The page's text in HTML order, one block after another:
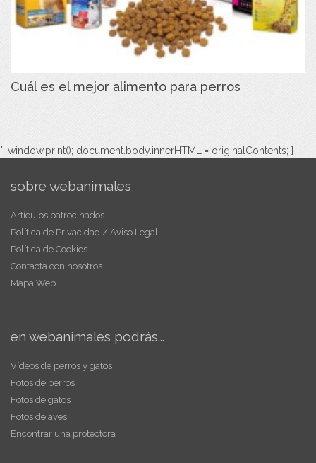
Cuál es el mejor alimento para perros
"; window.print(); document.body.innerHTML = originalContents; }
sobre webanimales
Artículos patrocinados
Política de Privacidad / Aviso Legal
Política de Cookies
Contacta con nosotros
Mapa Web
en webanimales podrás...
Vídeos de perros y gatos
Fotos de perros
Fotos de gatos
Fotos de aves
Encontrar una protectora